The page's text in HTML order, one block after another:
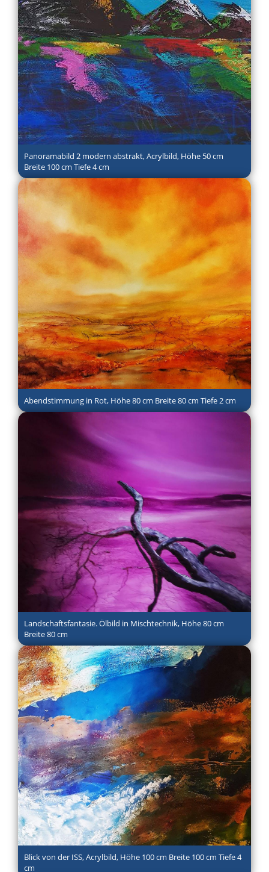
Panoramabild 2 modern abstrakt, Acrylbild, Höhe 50 cm
Breite 100 cm Tiefe 4 cm
Abendstimmung in Rot, Höhe 80 cm Breite 80 cm Tiefe 2 cm
Landschaftsfantasie. Ölbild in Mischtechnik, Höhe 80 cm
Breite 80 cm
Blick von der ISS, Acrylbild, Höhe 100 cm Breite 100 cm Tiefe 4
cm